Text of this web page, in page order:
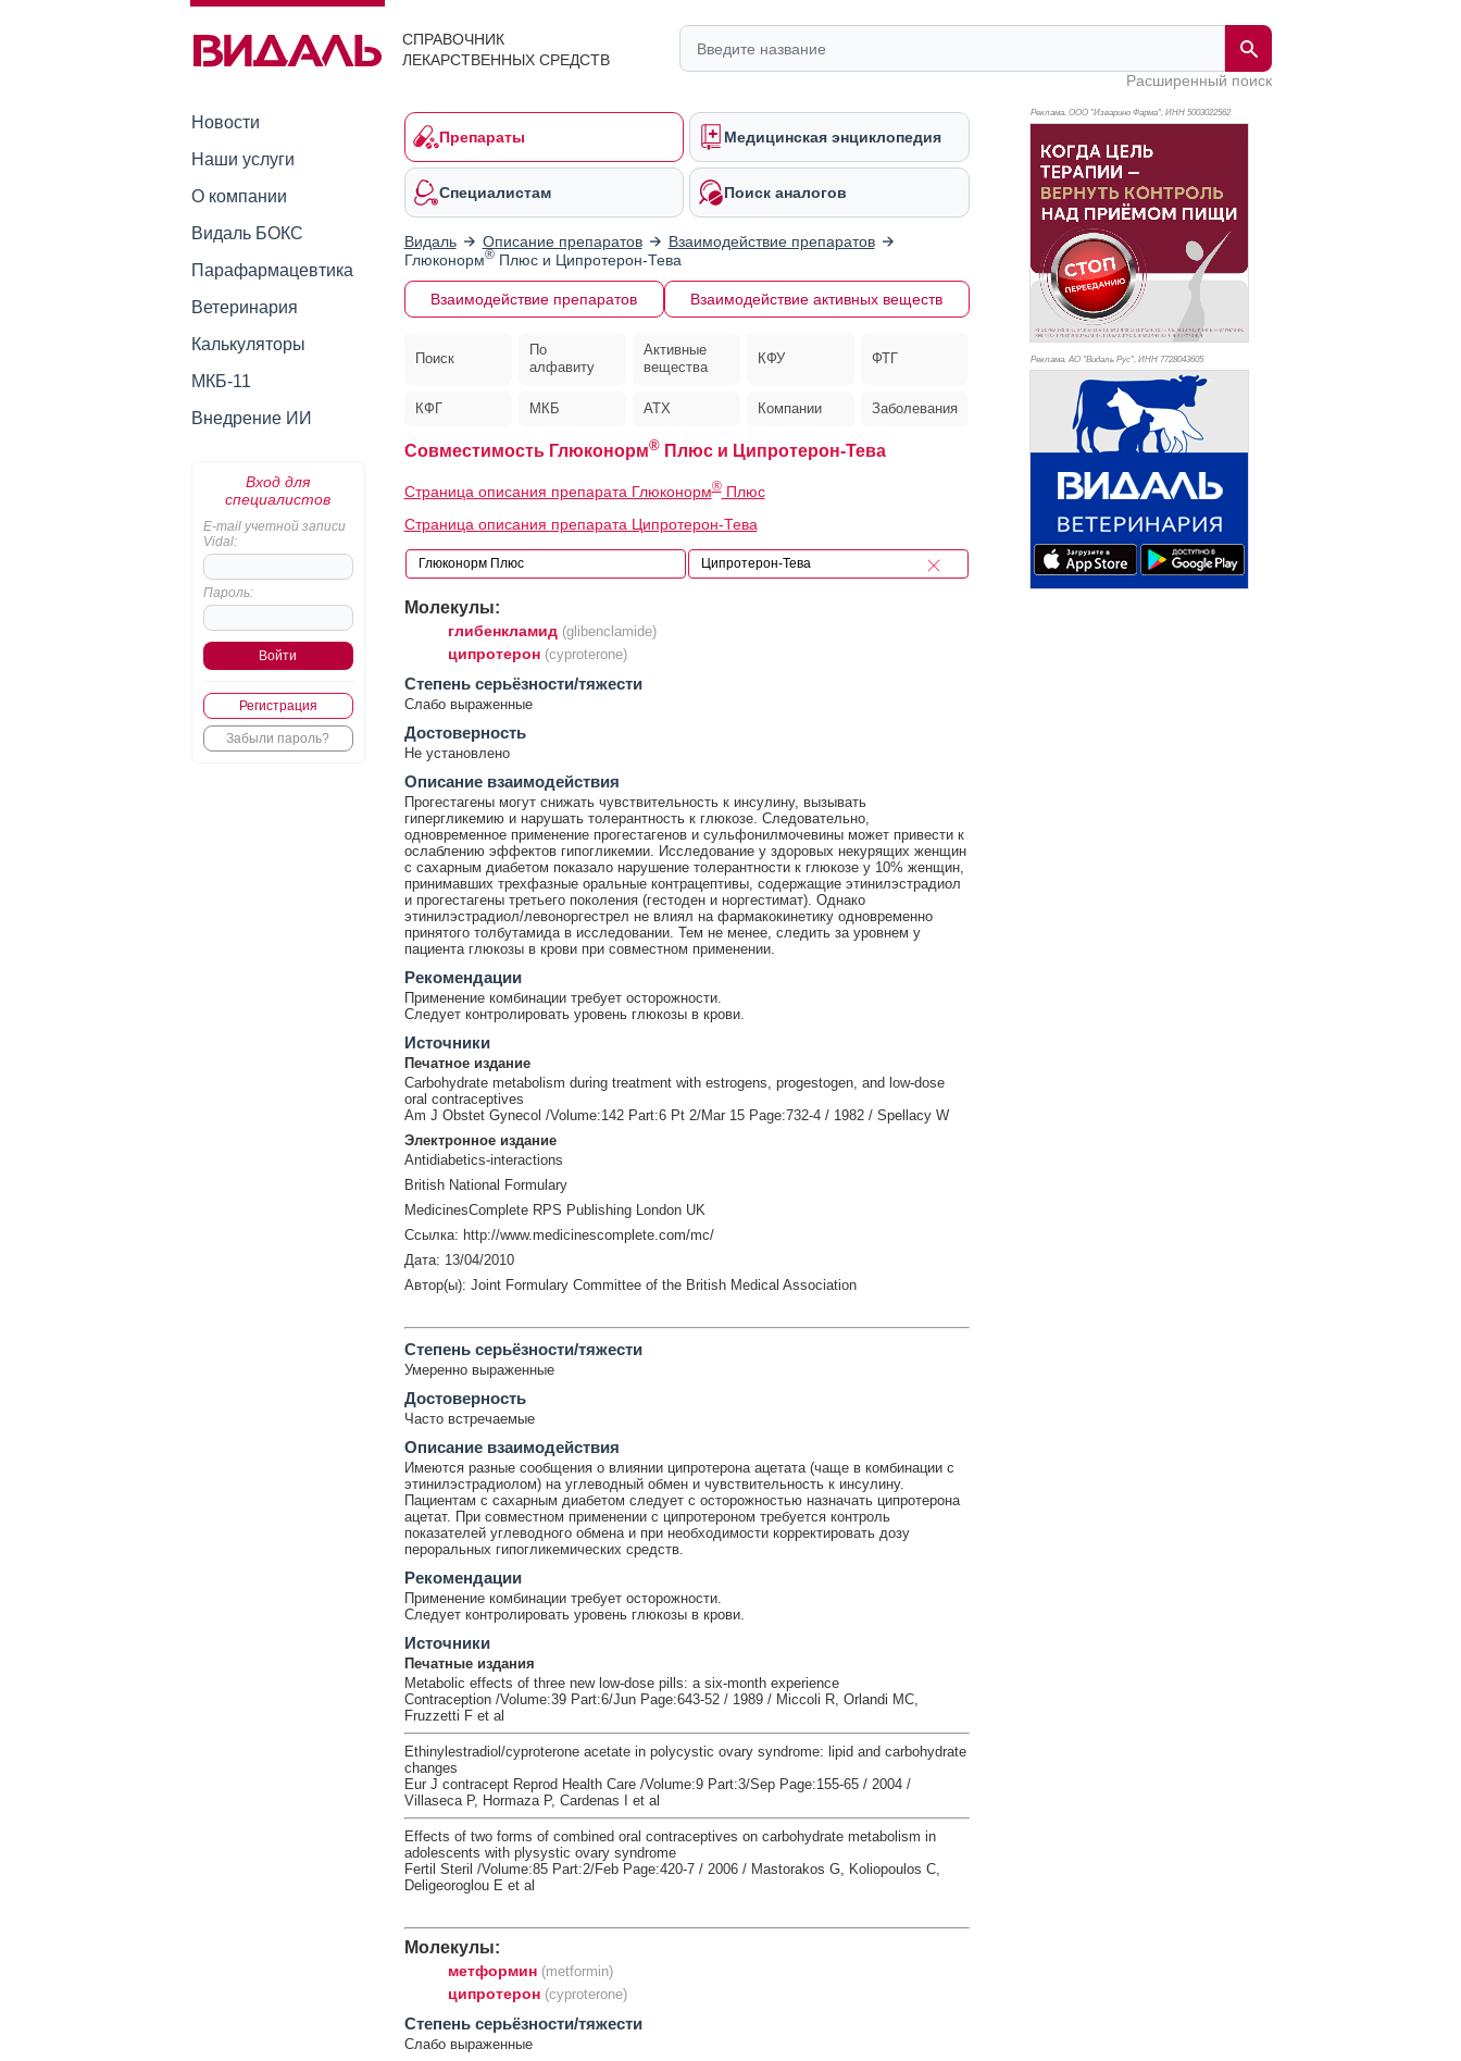
СПРАВОЧНИК
ЛЕКАРСТВЕННЫХ СРЕДСТВ
Расширенный поиск
Новости
Наши услуги
О компании
Видаль БОКС
Парафармацевтика
Ветеринария
Калькуляторы
МКБ-11
Внедрение ИИ
Вход для
специалистов
E-mail учетной записи
Vidal:
Пароль:
Регистрация
Забыли пароль?
Препараты Медицинская энциклопедия
Специалистам Поиск аналогов
Видаль Описание препаратов
Взаимодействие препаратов
Глюконорм®Плюс и Ципротерон-Тева
Взаимодействие препаратов Взаимодействие активных веществ
Поиск
По
алфавиту
Активные
вещества
КФУ ФТГ
КФГ МКБ АТХ Компании Заболевания
Совместимость Глюконорм®Плюс и Ципротерон-Тева
Страница описания препарата Глюконорм®Плюс
Страница описания препарата Ципротерон-Тева
Молекулы:
глибенкламид (glibenclamide)
ципротерон (cyproterone)
Cтепень серьёзности/тяжести
Слабо выраженные
Достоверность
Не установлено
Описание взаимодействия
Прогестагены могут снижать чувствительность к инсулину, вызывать
гипергликемию и нарушать толерантность к глюкозе. Следовательно,
одновременное применение прогестагенов и сульфонилмочевины может привести к
ослаблению эффектов гипогликемии. Исследование у здоровых некурящих женщин
с сахарным диабетом показало нарушение толерантности к глюкозе у 10% женщин,
принимавших трехфазные оральные контрацептивы, содержащие этинилэстрадиол
и прогестагены третьего поколения (гестоден и норгестимат). Однако
этинилэстрадиол/левоноргестрел не влиял на фармакокинетику одновременно
принятого толбутамида в исследовании. Тем не менее, следить за уровнем у
пациента глюкозы в крови при совместном применении.
Рекомендации
Применение комбинации требует осторожности.
Следует контролировать уровень глюкозы в крови.
Источники
Печатное издание
Carbohydrate metabolism during treatment with estrogens, progestogen, and low-dose
oral contraceptives
Am J Obstet Gynecol /Volume:142 Part:6 Pt 2/Mar 15 Page:732-4 / 1982 / Spellacy W
Электронное издание
Antidiabetics-interactions
British National Formulary
MedicinesComplete RPS Publishing London UK
Ссылка: http://www.medicinescomplete.com/mc/
Дата: 13/04/2010
Автор(ы): Joint Formulary Committee of the British Medical Association
Cтепень серьёзности/тяжести
Умеренно выраженные
Достоверность
Часто встречаемые
Описание взаимодействия
Имеются разные сообщения о влиянии ципротерона ацетата (чаще в комбинации с
этинилэстрадиолом) на углеводный обмен и чувствительность к инсулину.
Пациентам с сахарным диабетом следует с осторожностью назначать ципротерона
ацетат. При совместном применении с ципротероном требуется контроль
показателей углеводного обмена и при необходимости корректировать дозу
пероральных гипогликемических средств.
Рекомендации
Применение комбинации требует осторожности.
Следует контролировать уровень глюкозы в крови.
Источники
Печатные издания
Metabolic effects of three new low-dose pills: a six-month experience
Contraception /Volume:39 Part:6/Jun Page:643-52 / 1989 / Miccoli R, Orlandi MC,
Fruzzetti F et al
Ethinylestradiol/cyproterone acetate in polycystic ovary syndrome: lipid and carbohydrate
changes
Eur J contracept Reprod Health Care /Volume:9 Part:3/Sep Page:155-65 / 2004 /
Villaseca P, Hormaza P, Cardenas I et al
Effects of two forms of combined oral contraceptives on carbohydrate metabolism in
adolescents with plysystic ovary syndrome
Fertil Steril /Volume:85 Part:2/Feb Page:420-7 / 2006 / Mastorakos G, Koliopoulos C,
Deligeoroglou E et al
Молекулы:
метформин (metformin)
ципротерон (cyproterone)
Cтепень серьёзности/тяжести
Слабо выраженные
Реклама. ООО "Изварино Фарма", ИНН 5003022562
Реклама. АО "Видаль Рус", ИНН 7728043605